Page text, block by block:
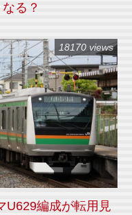
る？
U629編成が転用見
18170 views